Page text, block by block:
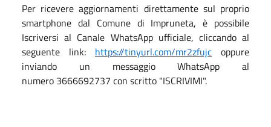
Per ricevere aggiornamenti direttamente sul proprio
smartphone dal Comune di Impruneta, è possibile
Iscriversi al Canale WhatsApp ufficiale, cliccando al
seguente link: https://tinyurl.com/mr2zfujc oppure
inviando un messaggio WhatsApp al
numero 3666692737 con scritto "ISCRIVIMI".